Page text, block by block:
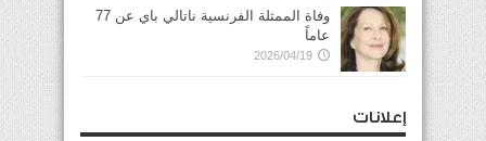
وفاة الممثلة الفرنسية ناتالي باي عن 77
عاماً
2026/04/19
إعلانات